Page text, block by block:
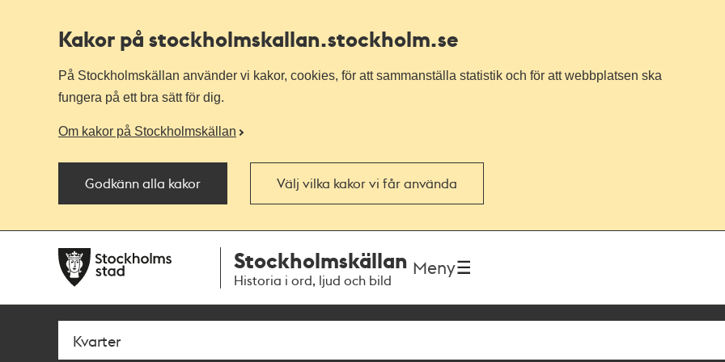
Kakor på stockholmskallan.stockholm.se
På Stockholmskällan använder vi kakor, cookies, för att sammanställa statistik och för att webbplatsen ska
fungera på ett bra sätt för dig.
Om kakor på Stockholmskällan
Godkänn alla kakor Välj vilka kakor vi får använda
navigationen
huvudinnehållet
Stockholmskällan
Historia i ord, ljud och bild
Meny
Sök